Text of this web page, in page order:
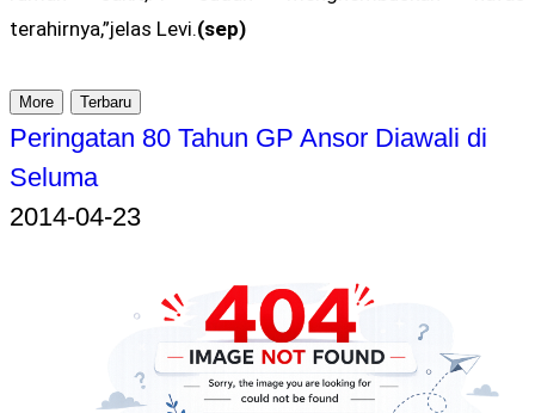
terahirnya,”jelas Levi.(sep)
More Terbaru
Peringatan 80 Tahun GP Ansor Diawali di
Seluma
2014-04-23